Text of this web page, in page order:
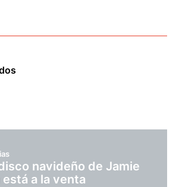
navideño de Jamie
a la venta